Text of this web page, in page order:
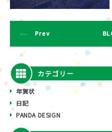
Prev
カテゴリー
年賀状
日記
PANDA DESIGN